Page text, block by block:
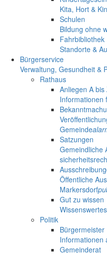
Kita, Hort &
Schulen
Bildung ohne
Fahrbibliothek
Standorte &
Bürgerservice
Verwaltung, Gesundheit &
Rathaus
Anliegen A bis
Informationen
Gemeinde
Satzungen
Gemeindliche
Öffentliche
Markersdorf
Gut zu wissen
Politik
Bürgermeister
Informationen
Gemeinderat